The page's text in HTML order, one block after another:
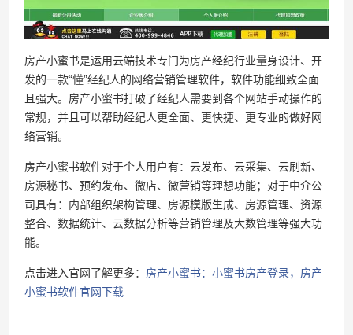
房产小蜜书是运用云端技术专门为房产经纪行业量身设计、开
发的一款“懂”经纪人的网络营销管理软件，软件功能细致全面
且强大。房产小蜜书打破了经纪人需要到各个网站手动操作的
常规，并且可以帮助经纪人更全面、更快捷、更专业的做好网
络营销。
房产小蜜书软件对于个人用户有：云发布、云采集、云刷新、
房源秘书、预约发布、微店、微营销等理想功能；对于中介公
司具有：内部组织架构管理、房源模版生成、房源管理、资源
整合、数据统计、云数据分析等营销管理及大数管理等强大功
能。
点击进入官网了解更多： 房产小蜜书：小蜜书房产登录，房产
小蜜书软件官网下载